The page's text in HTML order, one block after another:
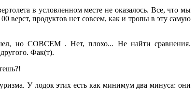
в условленном месте не оказалось. Все, что мы
верст, продуктов нет совсем, как и тропы в эту самую
но СОВСЕМ . Нет, плохо... Не найти сравнения.
Фак(т).
У лодок этих есть как минимум два минуса: они